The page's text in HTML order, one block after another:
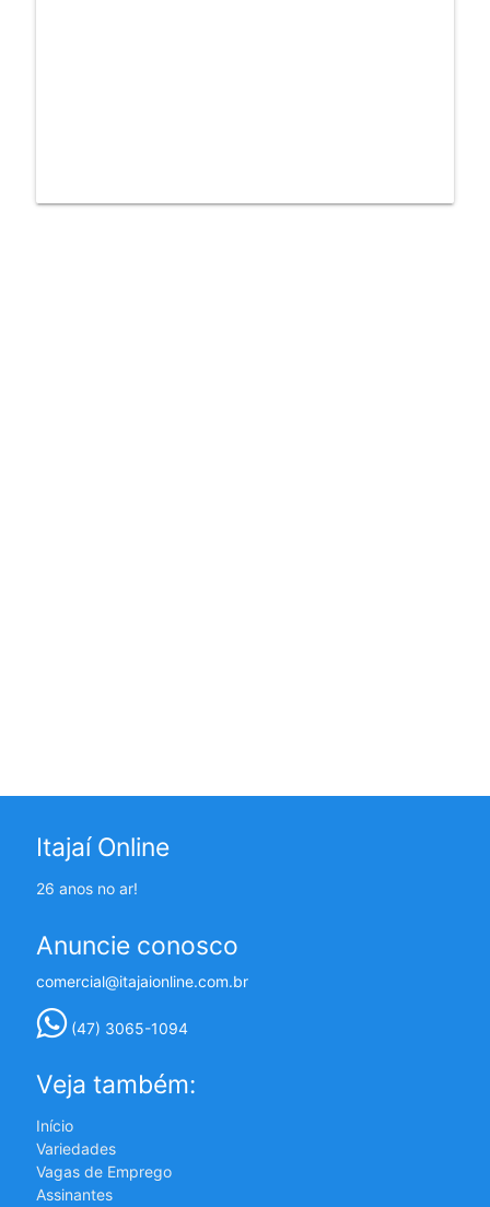
Itajaí Online
26 anos no ar!
Anuncie conosco
comercial@itajaionline.com.br
(47) 3065-1094
Veja também:
Início
Variedades
Vagas de Emprego
Assinantes